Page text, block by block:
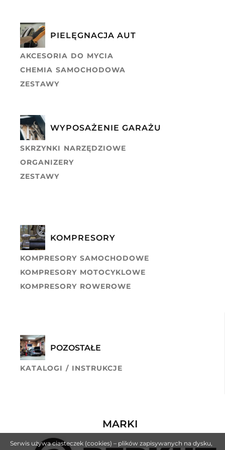
PIELĘGNACJA AUT
AKCESORIA DO MYCIA
CHEMIA SAMOCHODOWA
ZESTAWY
WYPOSAŻENIE GARAŻU
SKRZYNKI NARZĘDZIOWE
ORGANIZERY
ZESTAWY
KOMPRESORY
KOMPRESORY SAMOCHODOWE
KOMPRESORY MOTOCYKLOWE
KOMPRESORY ROWEROWE
POZOSTAŁE
KATALOGI / INSTRUKCJE
MARKI
Serwis używa ciasteczek (cookies) – plików zapisywanych na dysku,